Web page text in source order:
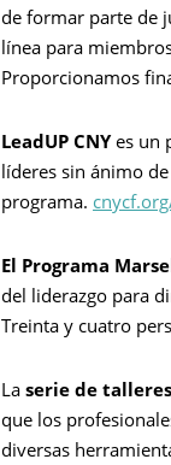
de formar parte de
línea para
Proporcionamos
LeadUP CNYes un
líderes sin ánimo
programa.
El Programa
del liderazgo para
Treinta y cuatro
La serie de
que los
diversas